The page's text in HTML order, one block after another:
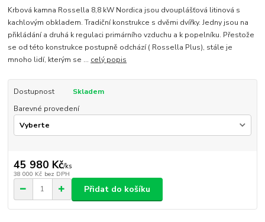
Krbová kamna Rossella 8,8 kW Nordica jsou dvouplášťová litinová s
kachlovým obkladem. Tradiční konstrukce s dvěmi dvířky. Jedny jsou na
přikládání a druhá k regulaci primárního vzduchu a k popelníku. Přestože
se od této konstrukce postupně odchází ( Rossella Plus), stále je
mnoho lidí, kterým se ... celý popis
Dostupnost
Skladem
Barevné provedení
45 980 Kč/ks
38 000 Kč bez DPH
Přidat do košíku